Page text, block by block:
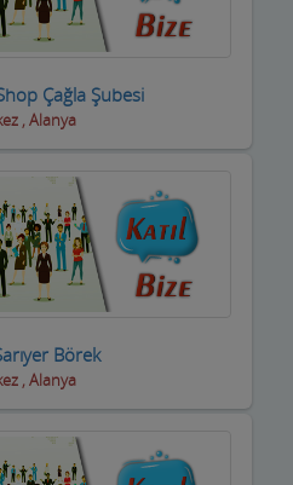
Shop Çağla Şubesi
, Alanya
Börek
, Alanya